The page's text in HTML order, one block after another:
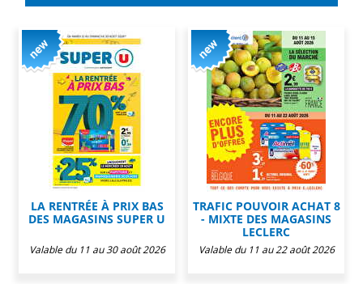
LA RENTRÉE À PRIX BAS
DES MAGASINS SUPER U
Valable du 11 au 30 août 2026
TRAFIC POUVOIR ACHAT 8
- MIXTE DES MAGASINS
LECLERC
Valable du 11 au 22 août 2026